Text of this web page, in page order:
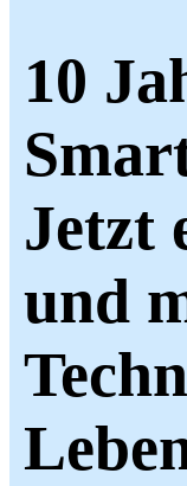
10
Jetzt
und